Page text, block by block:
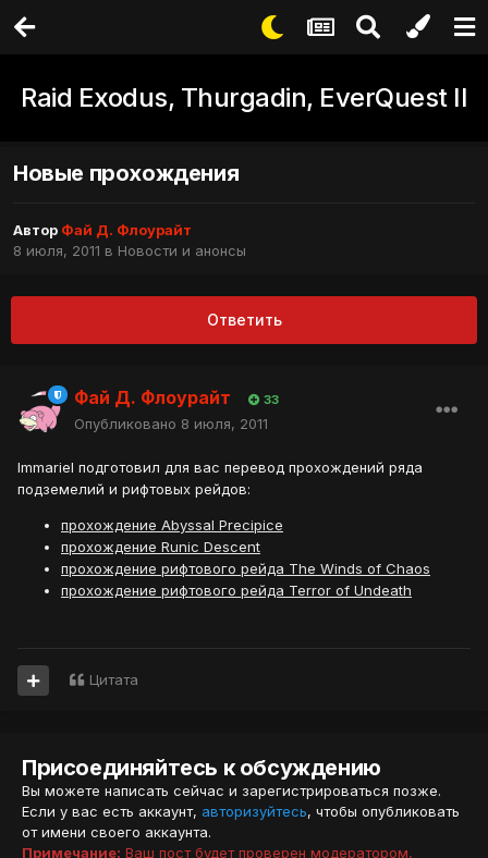
Raid Exodus, Thurgadin, EverQuest II
Новые прохождения
Автор Фай Д. Флоурайт
8 июля, 2011 в Новости и анонсы
Ответить
Фай Д. Флоурайт 33
Опубликовано 8 июля, 2011
Immariel подготовил для вас перевод прохождений ряда
подземелий и рифтовых рейдов:
прохождение Abyssal Precipice
прохождение Runic Descent
прохождение рифтового рейда The Winds of Chaos
прохождение рифтового рейда Terror of Undeath
Цитата
Присоединяйтесь к обсуждению
Вы можете написать сейчас и зарегистрироваться позже.
Если у вас есть аккаунт, авторизуйтесь, чтобы опубликовать
от имени своего аккаунта.
Примечание: Ваш пост будет проверен модератором,